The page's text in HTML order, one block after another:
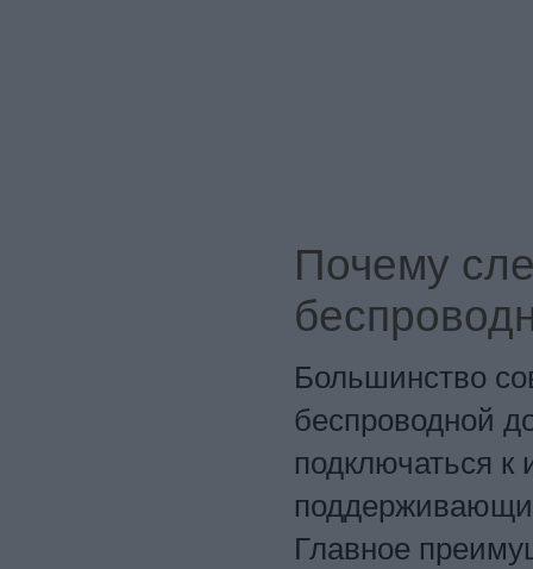
Почему
Большинство
беспроводной
подключаться к
Главное